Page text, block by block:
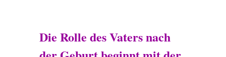
Die Rolle des Vaters nach